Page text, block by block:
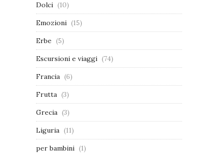
Dolci (10)
Emozioni (15)
Erbe (5)
Escursioni e viaggi (74)
Francia (6)
Frutta (3)
Grecia (3)
Liguria (11)
per bambini (1)